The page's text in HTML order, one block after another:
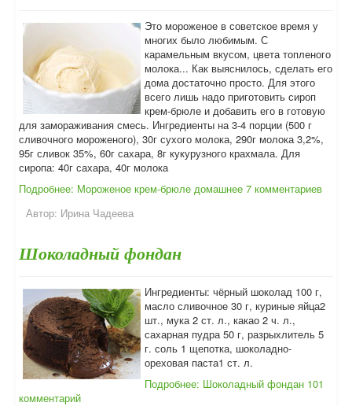
Это мороженое в советское время у
многих было любимым. С
карамельным вкусом, цвета топленого
молока... Как выяснилось, сделать его
дома достаточно просто. Для этого
всего лишь надо приготовить сироп
крем-брюле и добавить его в готовую
для замораживания смесь. Ингредиенты на 3-4 порции (500 г
сливочного мороженого), 30г сухого молока, 290г молока 3,2%,
95г сливок 35%, 60г сахара, 8г кукурузного крахмала. Для
сиропа: 40г сахара, 40г молока
Подробнее: Мороженое крем-брюле домашнее 7 комментариев
Автор: Ирина Чадеева
Шоколадный фондан
Ингредиенты: чёрный шоколад 100 г,
масло сливочное 30 г, куриные яйца2
шт., мука 2 ст. л., какао 2 ч. л.,
сахарная пудра 50 г, разрыхлитель 5
г. соль 1 щепотка, шоколадно-
ореховая паста1 ст. л.
Подробнее: Шоколадный фондан 101
комментарий